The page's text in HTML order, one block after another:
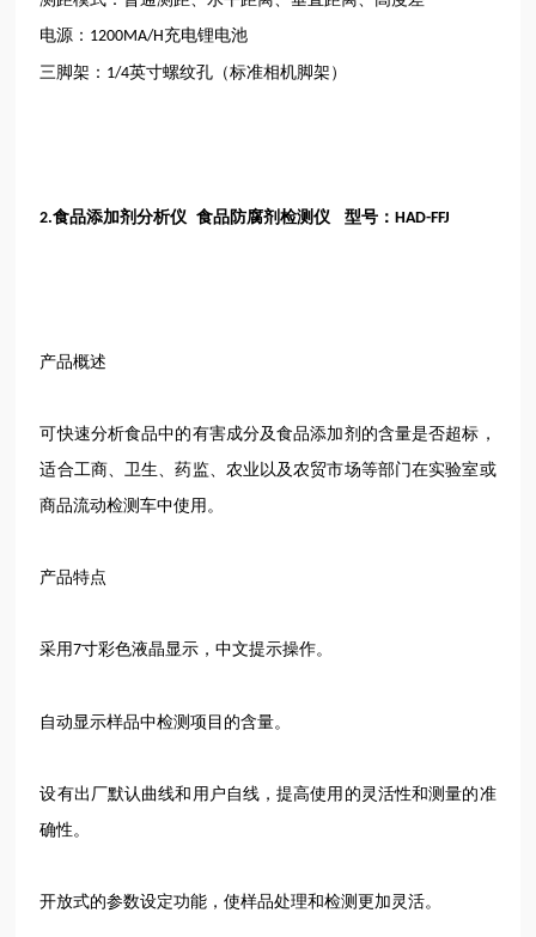
电源： 1200MA/H 充电锂电池
三脚架： 1/4英寸螺纹孔（标准相机脚架）
2.食品添加剂分析仪 食品防腐剂检测仪 型号：HAD-FFJ
产品概述
可快速分析食品中的有害成分及食品添加剂的含量是否超标，
适合工商、卫生、药监、农业以及农贸市场等部门在实验室或
商品流动检测车中使用。
产品特点
采用7寸彩色液晶显示，中文提示操作。
自动显示样品中检测项目的含量。
设有出厂默认曲线和用户自线，提高使用的灵活性和测量的准
确性。
开放式的参数设定功能，使样品处理和检测更加灵活。